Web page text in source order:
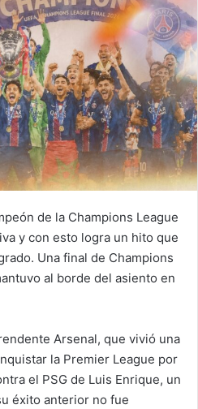
de la Champions League
y con esto logra un hito que
Una final de Champions
al borde del asiento en
Arsenal, que vivió una
la Premier League por
el PSG de Luis Enrique, un
éxito anterior no fue